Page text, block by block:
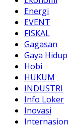
Energi
EVENT
FISKAL
Gagasan
Gaya Hidup
Hobi
HUKUM
INDUSTRI
Info Loker
Inovasi